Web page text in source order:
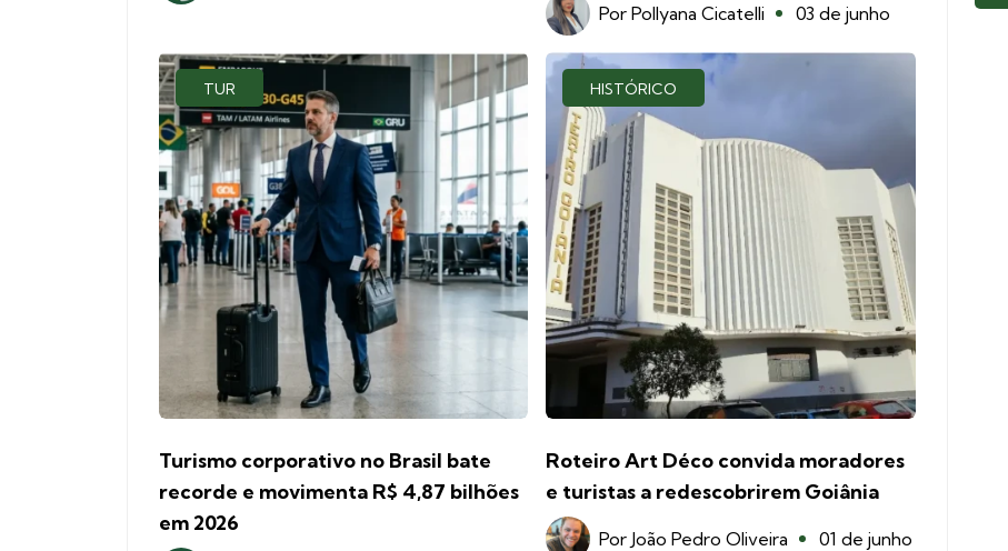
PorPollyana Cicatelli 03 de junho
TUR
Turismo corporativo no Brasil bate
recorde e movimenta R$ 4,87 bilhões
em 2026
HISTÓRICO
Roteiro Art Déco convida moradores
e turistas a redescobrirem Goiânia
Por João Pedro Oliveira 01 de junho